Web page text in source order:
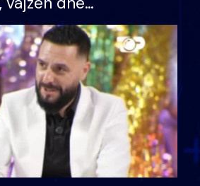
S’kemi ndonjë letër